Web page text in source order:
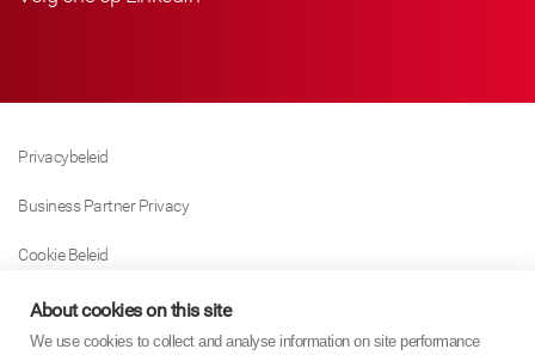
Privacybeleid
Business Partner Privacy
Cookie Beleid
Modern Slavery Act Policy
About cookies on this site
We use cookies to collect and analyse information on site performance